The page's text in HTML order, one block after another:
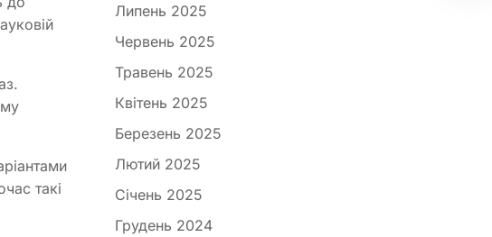
такі
Липень 2025
Червень 2025
Травень 2025
Квітень 2025
Березень 2025
Лютий 2025
Січень 2025
Грудень 2024